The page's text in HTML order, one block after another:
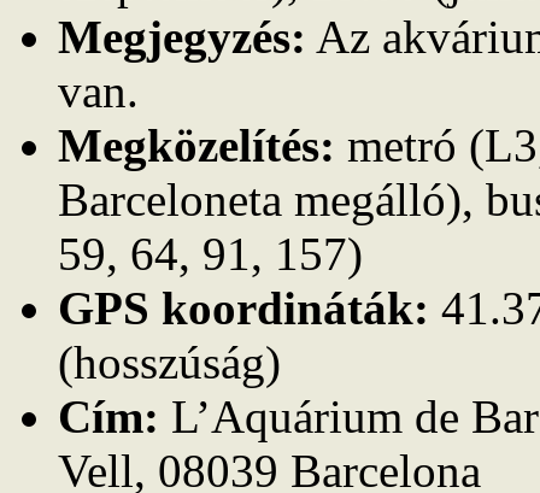
Megjegyzés: Az
van.
Megközelítés: metró
Barceloneta megálló),
59, 64, 91, 157)
GPS koordináták:
(hosszúság)
Cím: L’Aquárium de
Vell, 08039 Barcelona